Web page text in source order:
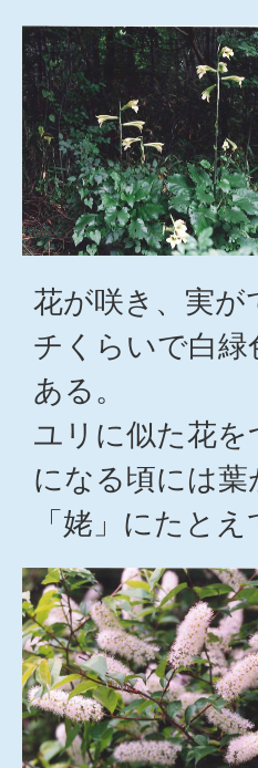
花が咲き、実
チくらいで白
ある。
ユリに似た花
になる頃には
「姥」にたと